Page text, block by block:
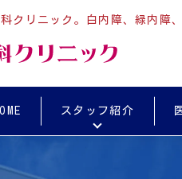
クリニック。白内障、緑内障
スタッフ紹介